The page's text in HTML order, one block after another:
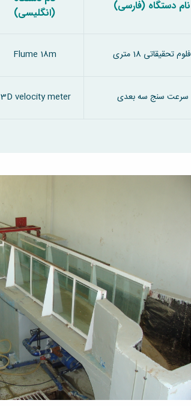
نام دستگاه (فارسی)
(انگلیسی)
فلوم تحقیقاتی 18 متری Flume 18m
سرعت سنج سه بعدی 3D velocity meter